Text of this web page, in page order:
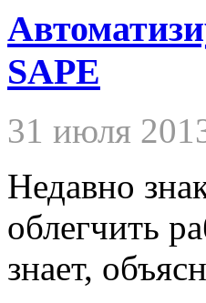
SAPE
31 июля
Недавно
облегчить
знает,